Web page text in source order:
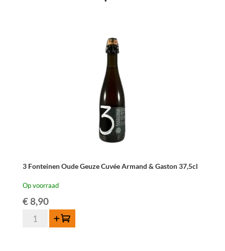
3 Fonteinen Oude Geuze Cuvée Armand & Gaston 37,5cl
Op voorraad
€8,90
Fonteinen
Toevoegen